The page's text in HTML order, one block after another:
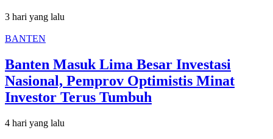
3 hari yang lalu
BANTEN
Banten Masuk Lima Besar Investasi
Nasional, Pemprov Optimistis Minat
Investor Terus Tumbuh
4 hari yang lalu